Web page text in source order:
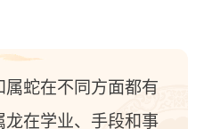
蛇在不同方面都有
在学业、手段和事